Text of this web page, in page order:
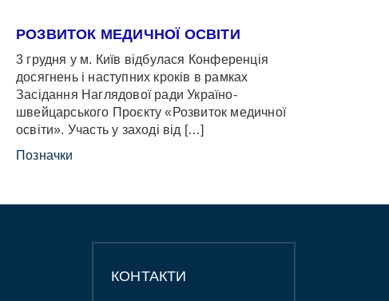
РОЗВИТОК МЕДИЧНОЇ ОСВІТИ
3 грудня у м. Київ відбулася Конференція
досягнень і наступних кроків в рамках
Засідання Наглядової ради Україно-
швейцарського Проєкту «Розвиток медичної
освіти». Участь у заході від […]
Позначки
КОНТАКТИ